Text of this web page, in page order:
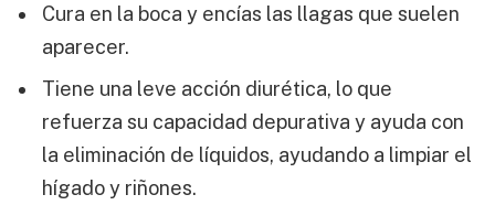
Cura en la boca y encías las llagas que suelen
aparecer.
Tiene una leve acción diurética, lo que
refuerza su capacidad depurativa y ayuda con
la eliminación de líquidos, ayudando a limpiar el
hígado y riñones.